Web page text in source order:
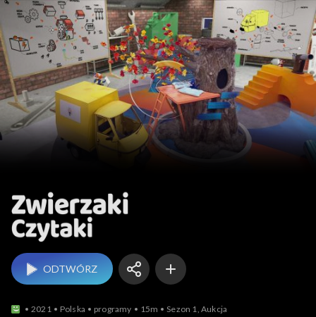
Zwierzaki Czytaki
ODTWÓRZ
2021 Polska programy 15m Sezon 1, Aukcja